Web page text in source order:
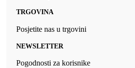
TRGOVINA
Posjetite nas u trgovini
NEWSLETTER
Pogodnosti za korisnike